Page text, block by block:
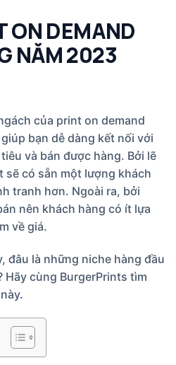
ON DEMAND
NĂM 2023
của print on demand
bạn dễ dàng kết nối với
và bán được hàng. Bởi lẽ
có sẵn một lượng khách
tranh hơn. Ngoài ra, bởi
nên khách hàng có ít lựa
về giá.
đâu là những niche hàng đầu
Hãy cùng BurgerPrints tìm